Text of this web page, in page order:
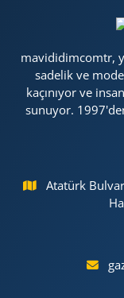
mavididimcomtr,
sadelik ve
kaçınıyor ve
sunuyor.
Atatürk